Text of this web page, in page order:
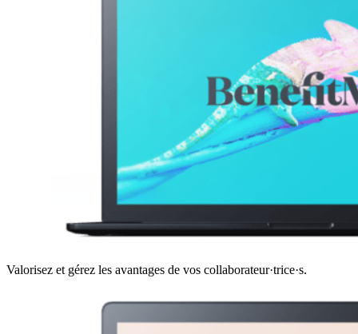
Valorisez et gérez les avantages de vos collaborateur·trice·s.